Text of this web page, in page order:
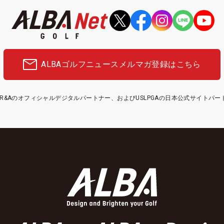
ALBAゴルフニュース メルマガ登録はこちら
のオフィシャルデジタルパートナー、およびUSLPGAの日本公式サイトパー